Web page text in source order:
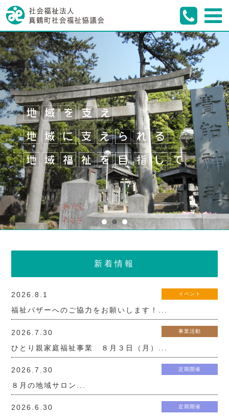
新着情報
2026.8.1 イベント
福祉バザーへのご協力をお願いします！...
2026.7.30 事業活動
ひとり親家庭福祉事業 ８月３日（月）...
2026.7.30 定期開催
８月の地域サロン...
2026.6.30 定期開催